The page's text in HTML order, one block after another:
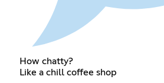
How chatty?
Like a chill coffee shop